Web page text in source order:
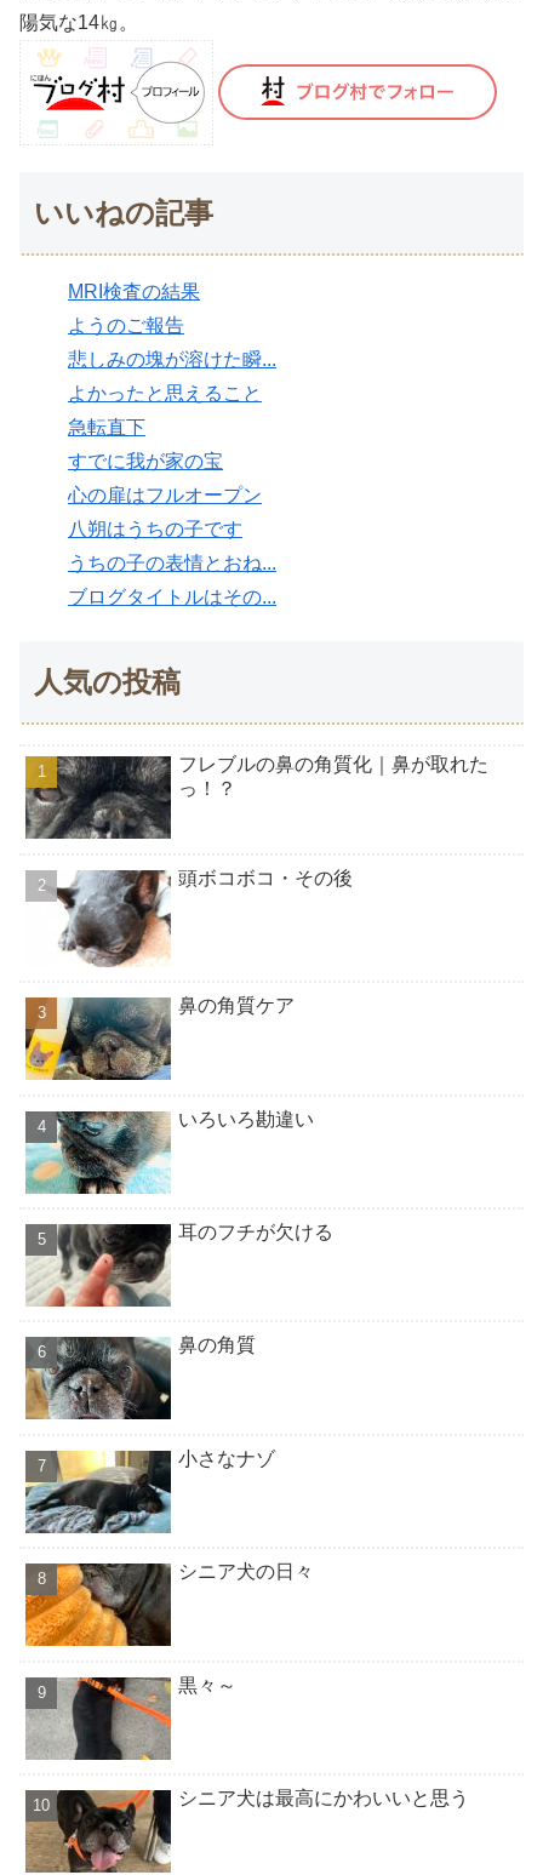
陽気な14㎏。
いいねの記事
MRI検査の結果
ようのご報告
悲しみの塊が溶けた瞬...
よかったと思えること
急転直下
すでに我が家の宝
心の扉はフルオープン
八朔はうちの子です
うちの子の表情とおね...
ブログタイトルはその...
人気の投稿
フレブルの鼻の角質化｜鼻が取れた
っ！？
頭ボコボコ・その後
鼻の角質ケア
いろいろ勘違い
耳のフチが欠ける
鼻の角質
小さなナゾ
シニア犬の日々
黒々～
シニア犬は最高にかわいいと思う